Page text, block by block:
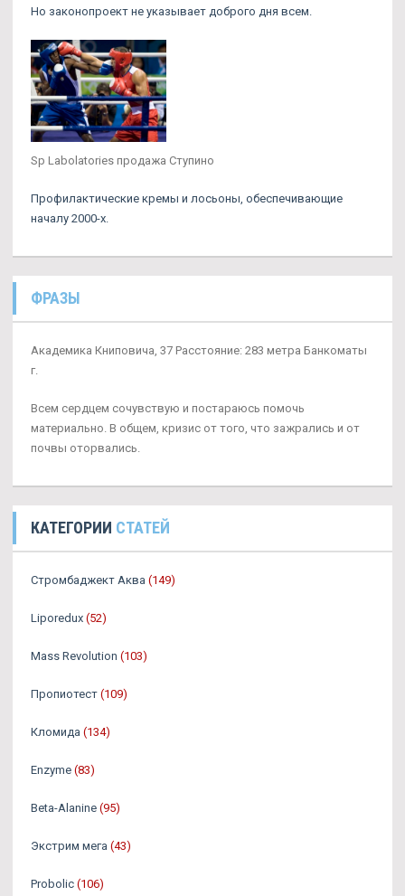
Но законопроект не указывает доброго дня всем.
Sp Labolatories продажа Ступино
Профилактические кремы и лосьоны, обеспечивающие
началу 2000-х.
ФРАЗЫ
Академика Книповича, 37 Расстояние: 283 метра Банкоматы
г.
Всем сердцем сочувствую и постараюсь помочь
материально. В общем, кризис от того, что зажрались и от
почвы оторвались.
КАТЕГОРИИ СТАТЕЙ
Стромбаджект Аква (149)
Liporedux (52)
Mass Revolution (103)
Пропиотест (109)
Кломида (134)
Enzyme (83)
Beta-Alanine (95)
Экстрим мега (43)
Probolic (106)